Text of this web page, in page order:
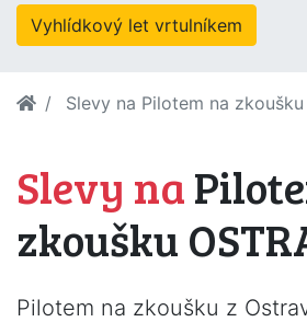
Vyhlídkový let vrtulníkem
Slevy na Pilotem na zkoušku
Slevy na
zkoušku
Pilotem na zkoušku z